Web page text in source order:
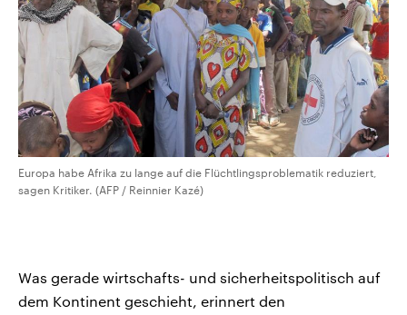
Europa habe Afrika zu lange auf die Flüchtlingsproblematik reduziert,
sagen Kritiker. (AFP / Reinnier Kazé)
Was gerade wirtschafts- und sicherheitspolitisch auf
dem Kontinent geschieht, erinnert den